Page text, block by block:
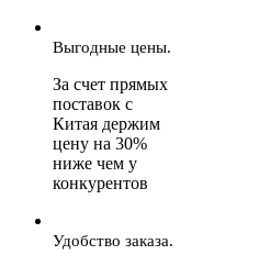
Выгодные цены.
За счет прямых
поставок с
Китая держим
цену на 30%
ниже чем у
конкурентов
Удобство заказа.